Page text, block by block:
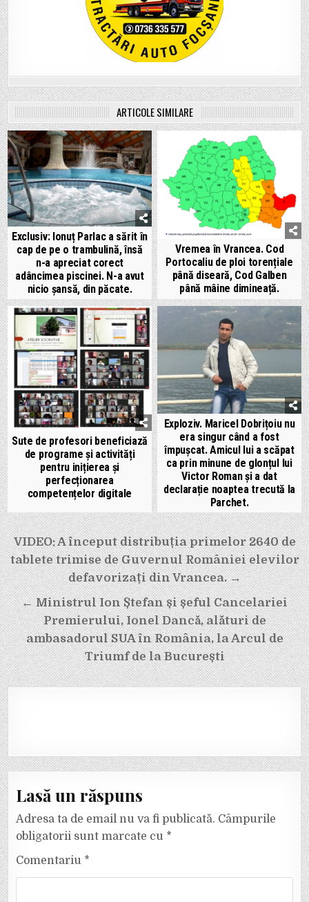
ARTICOLE SIMILARE
Exclusiv: Ionuț Parlac a sărit în
cap de pe o trambulină, însă
n-a apreciat corect
adâncimea piscinei. N-a avut
nicio șansă, din păcate.
Vremea în Vrancea. Cod
Portocaliu de ploi torențiale
până diseară, Cod Galben
până mâine dimineață.
Sute de profesori beneficiază
de programe și activități
pentru inițierea și
perfecționarea
competențelor digitale
Exploziv. Maricel Dobrițoiu nu
era singur când a fost
împușcat. Amicul lui a scăpat
ca prin minune de glonțul lui
Victor Roman și a dat
declarație noaptea trecută la
Parchet.
Navigare
în
articole
VIDEO: A început distribuția primelor 2640 de
tablete trimise de Guvernul României elevilor
defavorizați din Vrancea. →
← Ministrul Ion Ștefan și șeful Cancelariei
Premierului, Ionel Dancă, alături de
ambasadorul SUA în România, la Arcul de
Triumf de la București
Lasă un răspuns
Adresa ta de email nu va fi publicată. Câmpurile
obligatorii sunt marcate cu *
Comentariu *